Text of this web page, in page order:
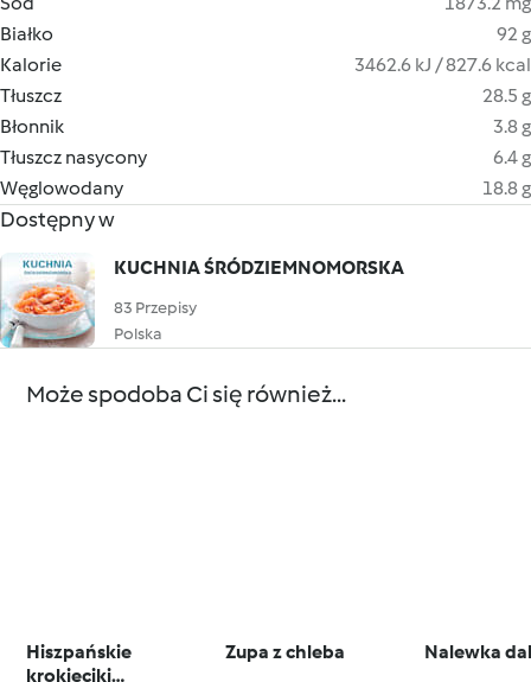
Białko
92 g
Kalorie
3462.6 kJ / 827.6 kcal
Tłuszcz
28.5 g
Błonnik
3.8 g
Tłuszcz nasycony
6.4 g
Węglowodany
18.8 g
Dostępny w
KUCHNIA ŚRÓDZIEMNOMORSKA
83 Przepisy
Polska
Może spodoba Ci się również...
Hiszpańskie
krokieciki
Zupa z chleba Nalewka